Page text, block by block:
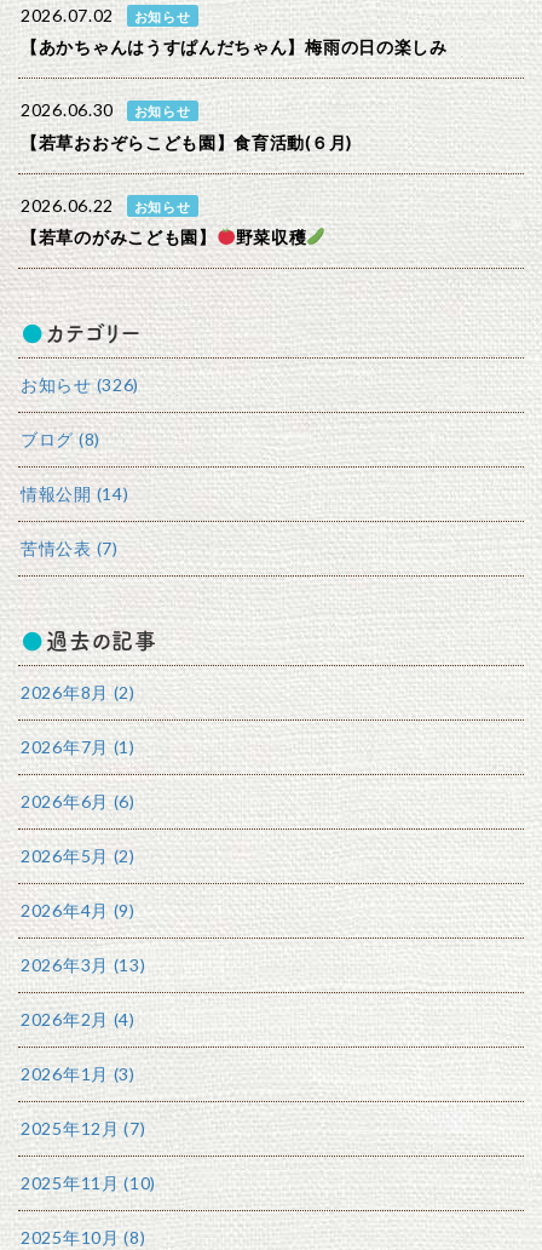
2026.07.02 お知らせ
【あかちゃんはうすぱんだちゃん】梅雨の日の楽しみ
2026.06.30 お知らせ
【若草おおぞらこども園】食育活動(６月)
2026.06.22 お知らせ
【若草のがみこども園】 野菜収穫
カテゴリー
お知らせ (326)
ブログ (8)
情報公開 (14)
苦情公表 (7)
過去の記事
2026年8月 (2)
2026年7月 (1)
2026年6月 (6)
2026年5月 (2)
2026年4月 (9)
2026年3月 (13)
2026年2月 (4)
2026年1月 (3)
2025年12月 (7)
2025年11月 (10)
2025年10月 (8)